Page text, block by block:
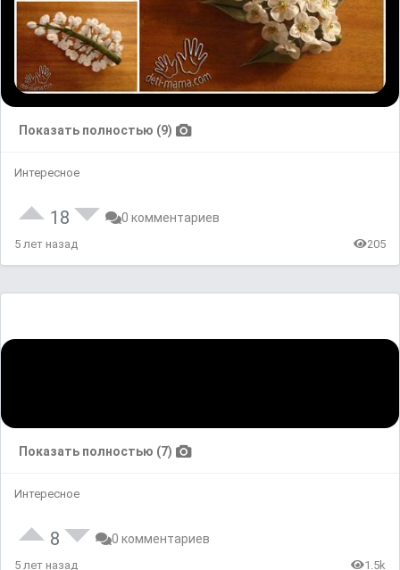
Показать полностью (9)
Интересное
18 0 комментариев
5 лет назад 205
Показать полностью (7)
Интересное
8 0 комментариев
5 лет назад 1.5k